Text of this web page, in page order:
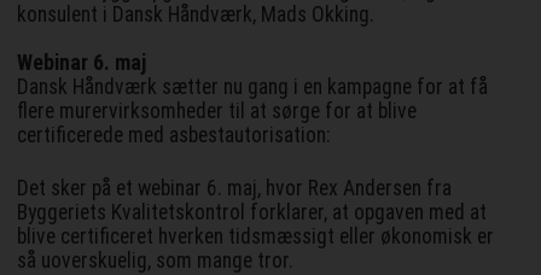
konsulent i Dansk Håndværk, Mads Okking.
Webinar 6. maj
Dansk Håndværk sætter nu gang i en kampagne for at få
flere murervirksomheder til at sørge for at blive
certificerede med asbestautorisation:
Det sker på et webinar 6. maj, hvor Rex Andersen fra
Byggeriets Kvalitetskontrol forklarer, at opgaven med at
blive certificeret hverken tidsmæssigt eller økonomisk er
så uoverskuelig, som mange tror.